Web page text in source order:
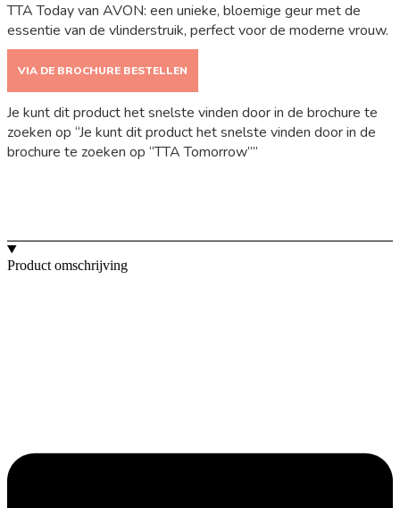
TTA Today van AVON: een unieke, bloemige geur met de
essentie van de vlinderstruik, perfect voor de moderne vrouw.
VIA DE BROCHURE BESTELLEN
Je kunt dit product het snelste vinden door in de brochure te
zoeken op “Je kunt dit product het snelste vinden door in de
brochure te zoeken op “TTA Tomorrow””
Product omschrijving